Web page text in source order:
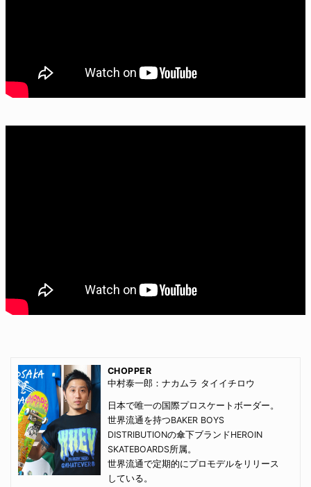
CHOPPER
中村泰一郎：ナカムラ タイイチロウ
日本で唯一の国際プロスケートボーダー。
世界流通を持つBAKER BOYS
DISTRIBUTIONの傘下ブランドHEROIN
SKATEBOARDS所属。
世界流通で定期的にプロモデルをリリース
している。